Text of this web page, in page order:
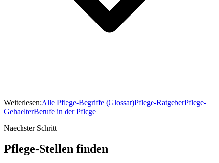
Weiterlesen:Alle Pflege-Begriffe (Glossar)Pflege-RatgeberPflege-
GehaelterBerufe in der Pflege
Naechster Schritt
Pflege-Stellen finden